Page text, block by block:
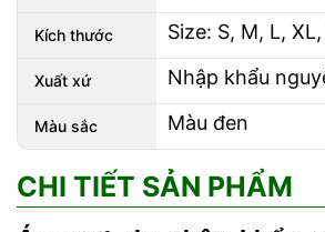
Kích thước Size: S, M, L,
Xuất xứ Nhập khẩu
Màu sắc Màu đen
CHI TIẾT SẢN PHẨM